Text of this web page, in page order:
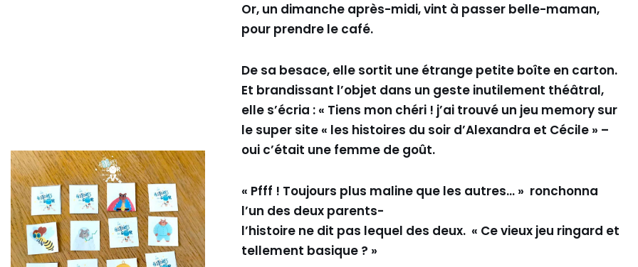
Or, un dimanche après-midi, vint à passer belle-maman,
pour prendre le café.
De sa besace, elle sortit une étrange petite boîte en carton.
Et brandissant l’objet dans un geste inutilement théâtral,
elle s’écria : « Tiens mon chéri ! j’ai trouvé un jeu memory sur
le super site « les histoires du soir d’Alexandra et Cécile » –
oui c’était une femme de goût.
« Pfff ! Toujours plus maline que les autres… » ronchonna
l’un des deux parents-
l’histoire ne dit pas lequel des deux. « Ce vieux jeu ringard et
tellement basique ? »